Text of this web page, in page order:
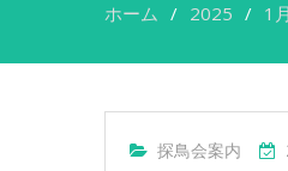
ホーム 2025 1月
探鳥会案内